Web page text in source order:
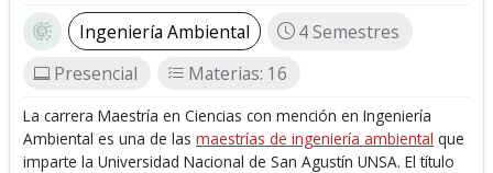
Ingeniería Ambiental
4 Semestres
Presencial
Materias: 16
La carrera Maestría en Ciencias con mención en Ingeniería
Ambiental es una de las maestrías de ingeniería ambiental que
imparte la Universidad Nacional de San Agustín UNSA. El título